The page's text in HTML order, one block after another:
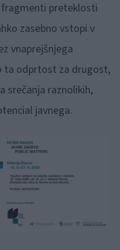
preteklosti
zasebno vstopi v
vnaprejšnjega
ta odprtost za drugost,
srečanja raznolikih,
javnega.